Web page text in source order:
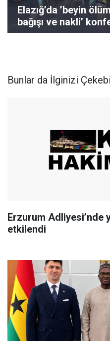
Elazığ’da ’beyin
bağışı ve nakli’
Bunlar da İlginizi
Erzurum Adliyesi’nde
etkilendi